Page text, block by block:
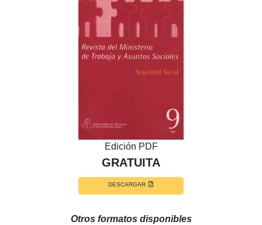
Edición PDF
GRATUITA
DESCARGAR
Otros formatos disponibles